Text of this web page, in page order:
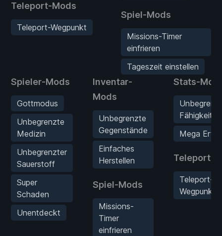
Teleport-Mods
Teleport-Wegpunkt
Spiel-Mods
Missions-Timer
einfrieren
Tageszeit einstellen
Spieler-Mods
Gottmodus
Unbegrenzte
Medizin
Unbegrenzter
Sauerstoff
Super
Schaden
Unentdeckt
Inventar-
Mods
Unbegrenzte
Gegenstände
Einfaches
Herstellen
Spiel-Mods
Missions-
Timer
einfrieren
Stats-
Mega
Teleport-
Teleport-
Wegpunkt